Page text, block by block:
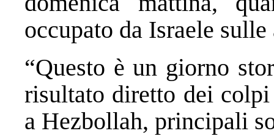
occupato da Israele
“Questo è un giorno
risultato diretto dei
a Hezbollah, principali